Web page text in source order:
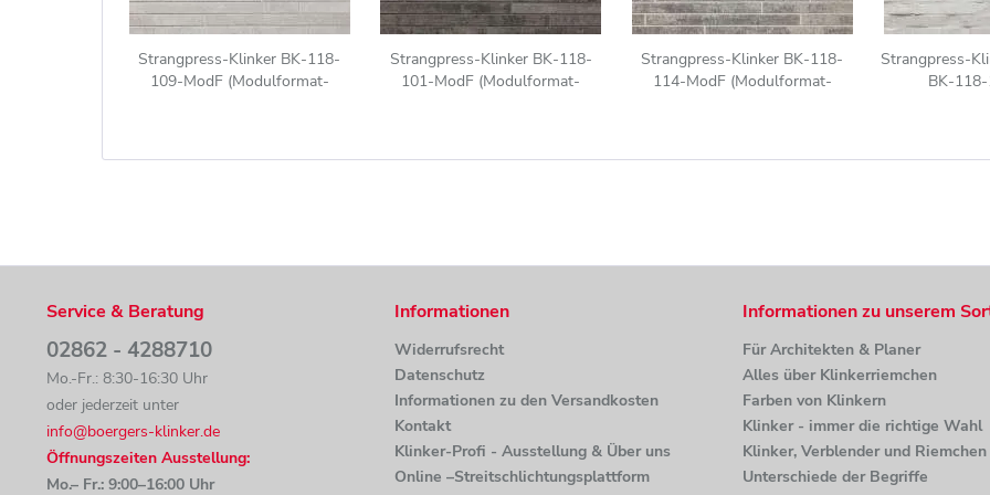
Strangpress-Klinker BK-118-
109-ModF (Modulformat-
Strangpress-Klinker BK-118-
101-ModF (Modulformat-
Strangpress-Klinker BK-118-
114-ModF (Modulformat-
Strangpress-
BK-
Service & Beratung
02862 - 4288710
Mo.-Fr.: 8:30-16:30 Uhr
oder jederzeit unter
info@boergers-klinker.de
Öffnungszeiten Ausstellung:
Mo.– Fr.: 9:00–16:00 Uhr
Informationen
Widerrufsrecht
Datenschutz
Informationen zu den Versandkosten
Kontakt
Klinker-Profi - Ausstellung & Über uns
Online –Streitschlichtungsplattform
Informationen zu unserem
Für Architekten & Planer
Alles über Klinkerriemchen
Farben von Klinkern
Klinker - immer die richtige Wahl
Klinker, Verblender und
Unterschiede der Begriffe